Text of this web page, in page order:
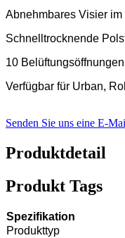
Abnehmbares Visier im
Schnelltrocknende
10
Verfügbar für Urban,
Senden Sie uns eine E-
Produktdetail
Produkt Tags
Spezifikation
Produkttyp